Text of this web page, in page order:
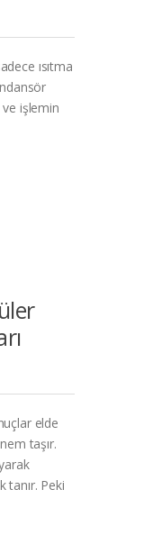
ısıtma
ve işlemin
elde
taşır.
tanır. Peki